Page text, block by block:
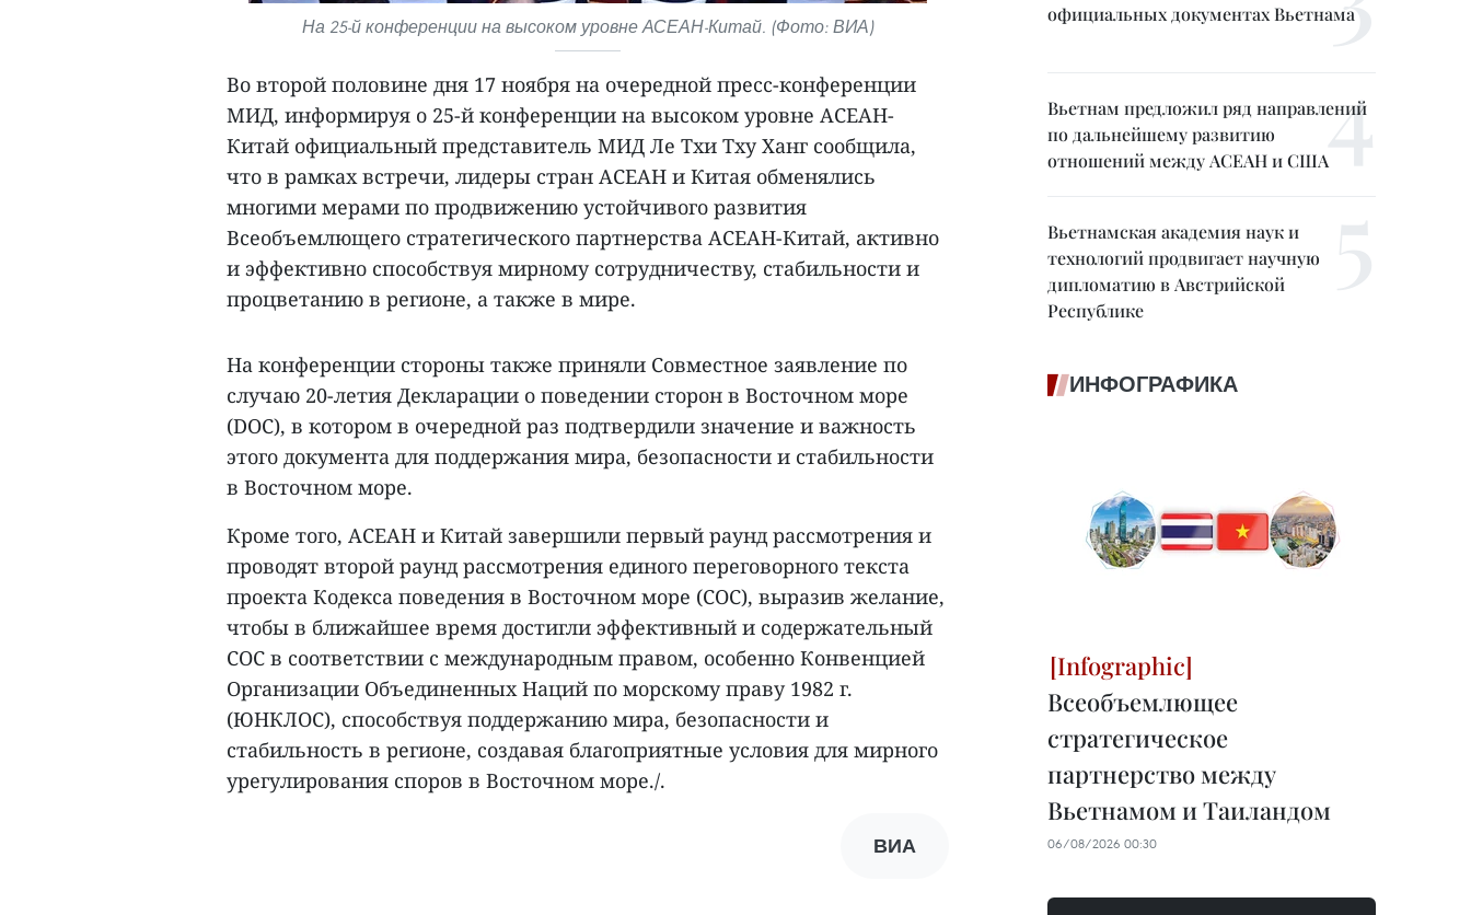
На 25-й конференции на высоком уровне АСЕАН-Китай. (Фото: ВИА)
Во второй половине дня 17 ноября на очередной пресс-конференции
МИД, информируя о 25-й конференции на высоком уровне АСЕАН-
Китай официальный представитель МИД Ле Тхи Тху Ханг сообщила,
что в рамках встречи, лидеры стран АСЕАН и Китая обменялись
многими мерами по продвижению устойчивого развития
Всеобъемлющего стратегического партнерства АСЕАН-Китай, активно
и эффективно способствуя мирному сотрудничеству, стабильности и
процветанию в регионе, а также в мире.
На конференции стороны также приняли Совместное заявление по
случаю 20-летия Декларации о поведении сторон в Восточном море
(DOC), в котором в очередной раз подтвердили значение и важность
этого документа для поддержания мира, безопасности и стабильности
в Восточном море.
Кроме того, АСЕАН и Китай завершили первый раунд рассмотрения и
проводят второй раунд рассмотрения единого переговорного текста
проекта Кодекса поведения в Восточном море (COC), выразив желание,
чтобы в ближайшее время достигли эффективный и содержательный
COC в соответствии с международным правом, особенно Конвенцией
Организации Объединенных Наций по морскому праву 1982 г.
(ЮНКЛОС), способствуя поддержанию мира, безопасности и
стабильность в регионе, создавая благоприятные условия для мирного
урегулирования споров в Восточном море./.
ВИА
официальных документах Вьетнама
Вьетнам предложил ряд направлений
по дальнейшему развитию
отношений между АСЕАН и США
Вьетнамская академия наук и
технологий продвигает научную
дипломатию в Австрийской
Республике
ИНФОГРАФИКА
Всеобъемлющее
стратегическое
партнерство между
Вьетнамом и Таиландом
06/08/2026 00:30